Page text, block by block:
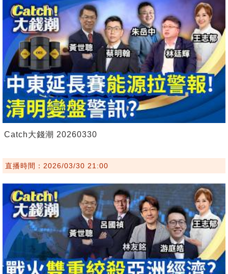
Catch大錢潮 20260330
直播時間：2026/03/30 21:00